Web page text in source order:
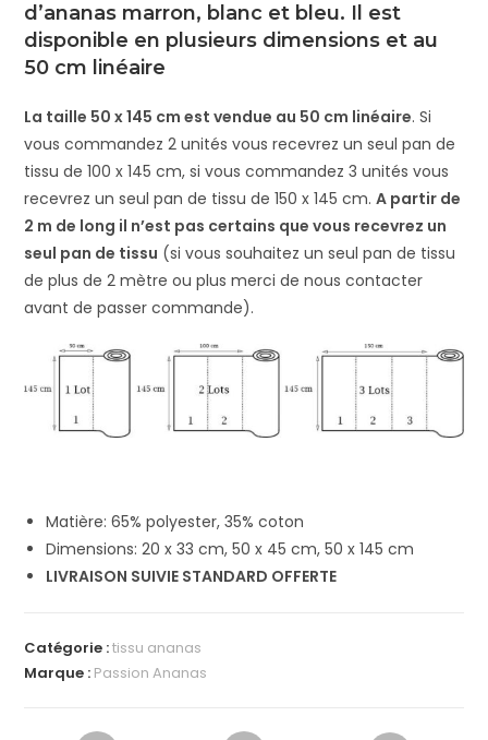
d’ananas marron, blanc et bleu. Il est
disponible en plusieurs dimensions et au
50 cm linéaire
La taille 50 x 145 cm est vendue au 50 cm linéaire. Si
vous commandez 2 unités vous recevrez un seul pan de
tissu de 100 x 145 cm, si vous commandez 3 unités vous
recevrez un seul pan de tissu de 150 x 145 cm.A partir de
2 m de long il n’est pas certains que vous recevrez un
seul pan de tissu (si vous souhaitez un seul pan de tissu
de plus de 2 mètre ou plus merci de nous contacter
avant de passer commande).
Matière: 65% polyester, 35% coton
Dimensions: 20 x 33 cm, 50 x 45 cm, 50 x 145 cm
LIVRAISON SUIVIE STANDARD OFFERTE
Catégorie :tissu ananas
Marque : Passion Ananas